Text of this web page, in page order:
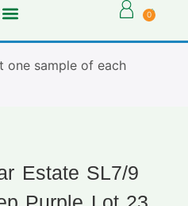
0
one sample of each
Estate SL7/9